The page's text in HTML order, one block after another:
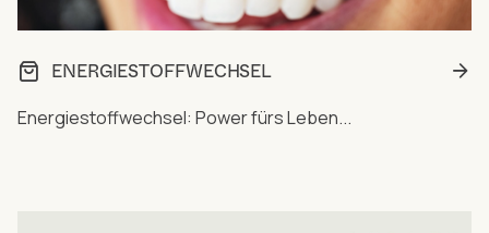
ENERGIESTOFFWECHSEL
Energiestoffwechsel: Power fürs Leben...